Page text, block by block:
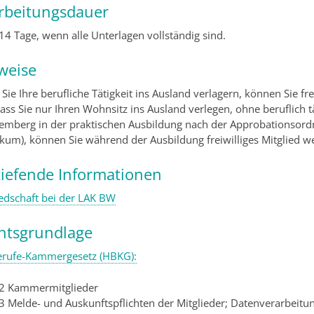
Tage, wenn alle Unterlagen vollständig sind.
Ihre berufliche Tätigkeit ins Ausland verlagern, können Sie
Sie nur Ihren Wohnsitz ins Ausland verlegen, ohne beruflich
in der praktischen Ausbildung nach der
), können Sie während der Ausbildung freiwilliges Mitglied
Informationen
bei der LAK BW
Kammergesetz (HBKG):
Kammermitglieder
Melde- und Auskunftspflichten der Mitglieder;